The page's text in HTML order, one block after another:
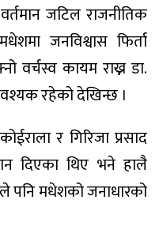
जटिल राजनीतिक
जनविश्वास फिर्ता
वर्चस्व कायम राख्न डा.
रहेको देखिन्छ ।
र गिरिजा प्रसाद
दिएका थिए भने हालै
पनि मधेशको जनाधारको